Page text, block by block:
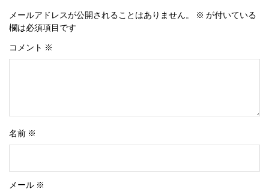
メールアドレスが公開されることはありません。 ※ が付いている
欄は必須項目です
コメント ※
名前 ※
メール ※